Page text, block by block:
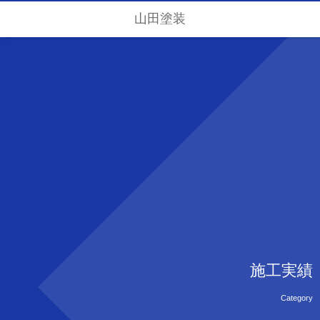
山田塗装
施工実績
Category